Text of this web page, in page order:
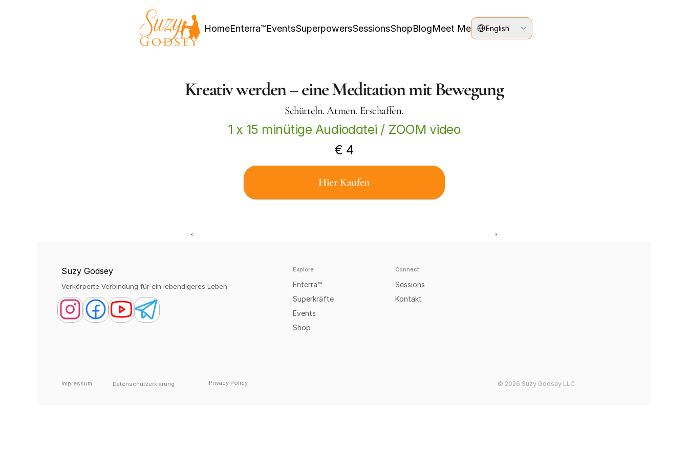
HomeEnterra™EventsSuperpowersSessionsShopBlogMeet Me
Select Language
English
Kreativ werden – eine Meditation mit Bewegung
Schütteln. Atmen. Erschaffen.
1 x 15 minütige Audiodatei / ZOOM video
€ 4
Hier Kaufen
‹ ›
Suzy Godsey
Verkörperte Verbindung für ein lebendigeres Leben
Shop
Events
Kontakt
Superkräfte
Sessions
Enterra™
Explore Connect
© 2026 Suzy Godsey LLC
Impressum Datenschutzerklärung Privacy Policy